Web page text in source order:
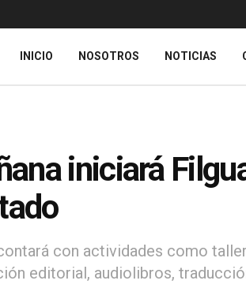
INICIO NOSOTROS NOTICIAS
iniciará
con actividades como
editorial, audiolibros,